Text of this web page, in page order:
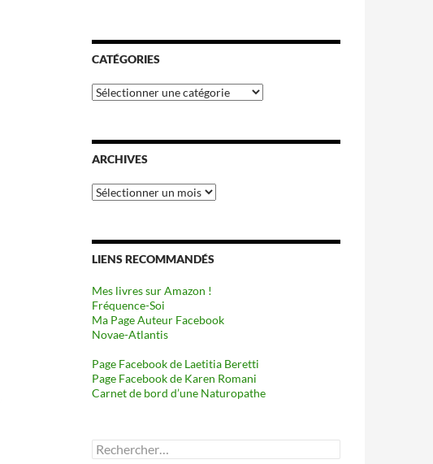
CATÉGORIES
Catégories
ARCHIVES
Archives
LIENS RECOMMANDÉS
Mes livres sur Amazon !
Fréquence-Soi
Ma Page Auteur Facebook
Novae-Atlantis
Page Facebook de Laetitia Beretti
Page Facebook de Karen Romani
Carnet de bord d’une Naturopathe
Rechercher :